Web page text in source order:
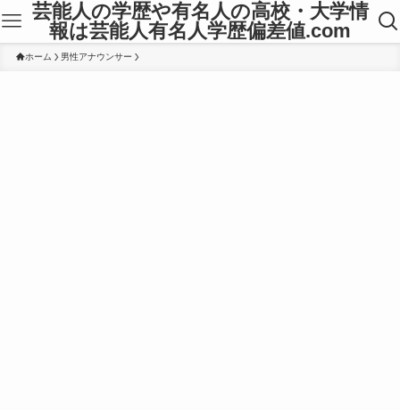
芸能人の学歴や有名人の高校・大学情
報は芸能人有名人学歴偏差値.com
ホーム 男性アナウンサー